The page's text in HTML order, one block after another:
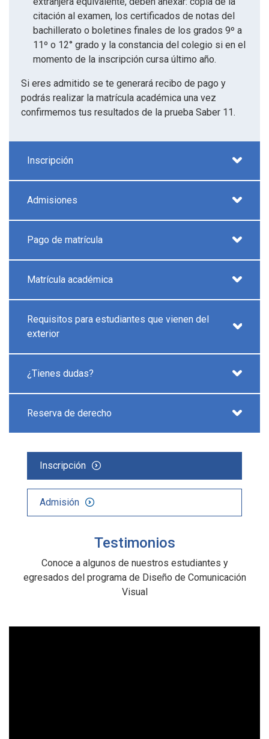
citación al examen, los certificados de notas del
bachillerato o boletines finales de los grados 9º a
11º o 12° grado y la constancia del colegio si en el
momento de la inscripción cursa último año.
Si eres admitido se te generará recibo de pago y
podrás realizar la matrícula académica una vez
confirmemos tus resultados de la prueba Saber 11.
Inscripción
Admisiones
Pago de matrícula
Matrícula académica
Requisitos para estudiantes que vienen del
exterior
¿Tienes dudas?
Reserva de derecho
Inscripción
Admisión
Testimonios
Conoce a algunos de nuestros estudiantes y
egresados del programa de Diseño de Comunicación
Visual